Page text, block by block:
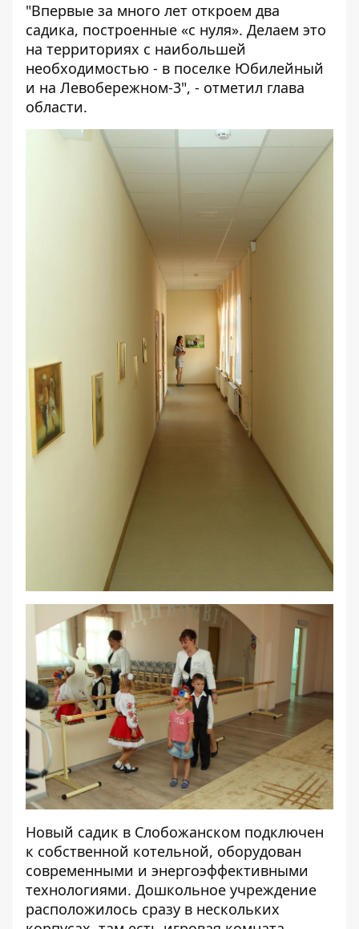
"Впервые за много лет откроем два
садика, построенные «с нуля». Делаем это
на территориях с наибольшей
необходимостью - в поселке Юбилейный
и на Левобережном-3", - отметил глава
области.
Новый садик в Слобожанском подключен
к собственной котельной, оборудован
современными и энергоэффективными
технологиями. Дошкольное учреждение
расположилось сразу в нескольких